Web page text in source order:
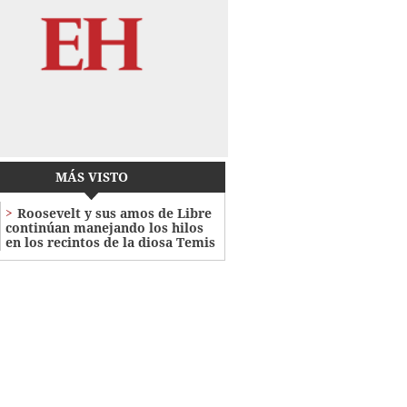
MÁS VISTO
Roosevelt y sus amos de Libre
continúan manejando los hilos
en los recintos de la diosa Temis